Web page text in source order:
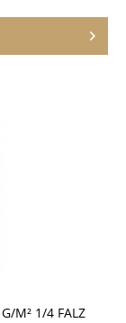
M² 1/4 FALZ